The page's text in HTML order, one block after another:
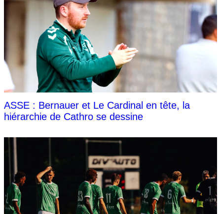
ASSE : Bernauer et Le Cardinal en tête, la
hiérarchie de Cathro se dessine